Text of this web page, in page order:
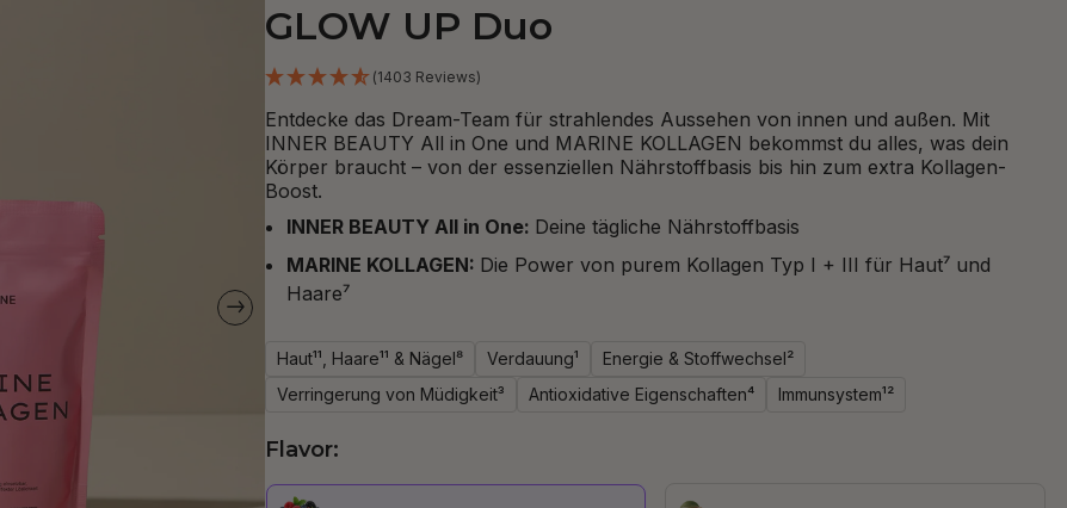
GLOW UP Duo
(1403 Reviews)
Entdecke das Dream-Team für strahlendes Aussehen von innen und außen. Mit
INNER BEAUTY All in One und MARINE KOLLAGEN bekommst du alles, was dein
Körper braucht – von der essenziellen Nährstoffbasis bis hin zum extra Kollagen-
Boost.
INNER BEAUTY All in One: Deine tägliche Nährstoffbasis
MARINE KOLLAGEN: Die Power von purem Kollagen Typ I + III für Haut⁷ und
Haare⁷
Haut¹¹, Haare¹¹ & Nägel⁸ Verdauung¹
Energie & Stoffwechsel²
Verringerung von Müdigkeit³
Antioxidative Eigenschaften⁴ Immunsystem¹²
Flavor: